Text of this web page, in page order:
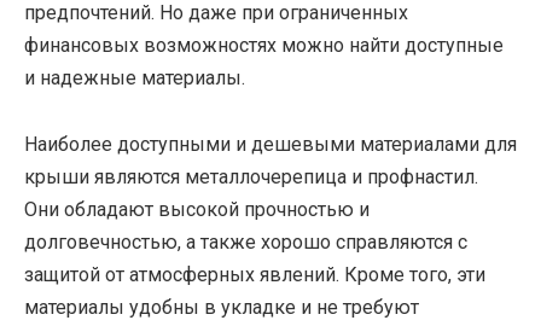
предпочтений. Но даже при ограниченных
финансовых возможностях можно найти доступные
и надежные материалы.
Наиболее доступными и дешевыми материалами для
крыши являются металлочерепица и профнастил.
Они обладают высокой прочностью и
долговечностью, а также хорошо справляются с
защитой от атмосферных явлений. Кроме того, эти
материалы удобны в укладке и не требуют